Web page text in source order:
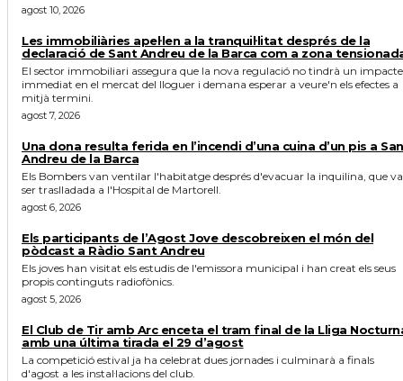
agost 10, 2026
Les immobiliàries apel·len a la tranquil·litat després de la
declaració de Sant Andreu de la Barca com a zona
El sector immobiliari assegura que la nova regulació no tindrà un impacte
immediat en el mercat del lloguer i demana esperar a veure'n els efectes a
mitjà termini.
agost 7, 2026
Una dona resulta ferida en l’incendi d’una cuina d’un pis a
Andreu de la Barca
Els Bombers van ventilar l'habitatge després d'evacuar la inquilina, que va
ser traslladada a l'Hospital de Martorell.
agost 6, 2026
Els participants de l’Agost Jove descobreixen el món del
pòdcast a Ràdio Sant Andreu
Els joves han visitat els estudis de l'emissora municipal i han creat els seus
propis continguts radiofònics.
agost 5, 2026
El Club de Tir amb Arc enceta el tram final de la Lliga
amb una última tirada el 29 d’agost
La competició estival ja ha celebrat dues jornades i culminarà a finals
d'agost a les instal·lacions del club.